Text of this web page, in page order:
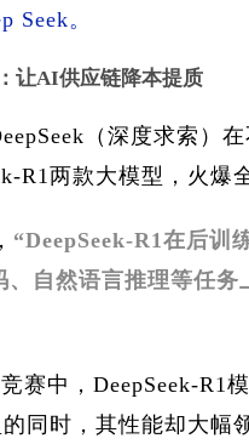
Seek。
让AI供应链降本提质
（深度求索）
R1两款大模型，火爆
“DeepSeek-R1在后训
、自然语言推理等任
赛中，DeepSeek-R1
同时，其性能却大幅